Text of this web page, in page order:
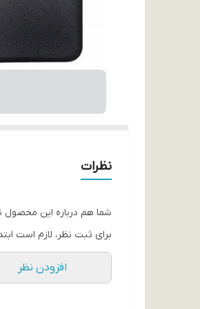
نظرات
شما هم درباره این محصول
برای ثبت نظر، لازم است
افزودن نظر